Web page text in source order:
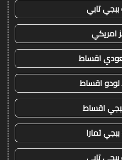
تابي
امريكي
اقساط
لودو اقساط
اقساط
تمارا